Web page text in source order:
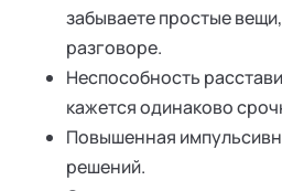
забываете простые
разговоре.
Неспособность
кажется одинаково
Повышенная
решений.